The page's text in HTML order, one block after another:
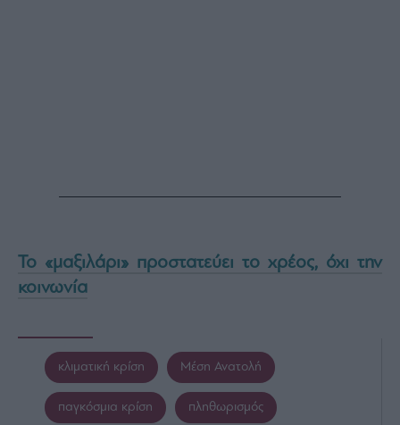
Το «μαξιλάρι» προστατεύει το χρέος, όχι την
κοινωνία
κλιματική κρίση Μέση Ανατολή
παγκόσμια κρίση πληθωρισμός